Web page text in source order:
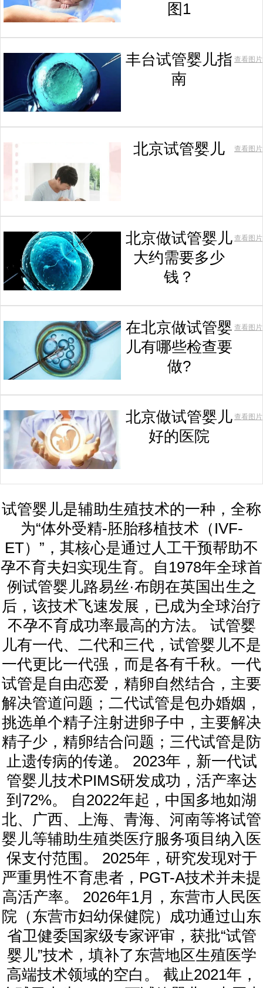
图1
丰台试管婴儿指
南
查看图片
北京试管婴儿 查看图片
北京做试管婴儿
大约需要多少
钱？
查看图片
在北京做试管婴
儿有哪些检查要
做?
查看图片
北京做试管婴儿
好的医院
查看图片
试管婴儿是辅助生殖技术的一种，全称
为“体外受精-胚胎移植技术（IVF-
ET）”，其核心是通过人工干预帮助不
孕不育夫妇实现生育。自1978年全球首
例试管婴儿路易丝·布朗在英国出生之
后，该技术飞速发展，已成为全球治疗
不孕不育成功率最高的方法。 试管婴
儿有一代、二代和三代，试管婴儿不是
一代更比一代强，而是各有千秋。一代
试管是自由恋爱，精卵自然结合，主要
解决管道问题；二代试管是包办婚姻，
挑选单个精子注射进卵子中，主要解决
精子少，精卵结合问题；三代试管是防
止遗传病的传递。 2023年，新一代试
管婴儿技术PIMS研发成功，活产率达
到72%。 自2022年起，中国多地如湖
北、广西、上海、青海、河南等将试管
婴儿等辅助生殖类医疗服务项目纳入医
保支付范围。 2025年，研究发现对于
严重男性不育患者，PGT-A技术并未提
高活产率。 2026年1月，东营市人民医
院（东营市妇幼保健院）成功通过山东
省卫健委国家级专家评审，获批“试管
婴儿”技术，填补了东营地区生殖医学
高端技术领域的空白。 截止2021年，